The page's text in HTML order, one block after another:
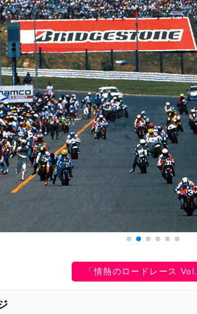
「情熱のロードレース